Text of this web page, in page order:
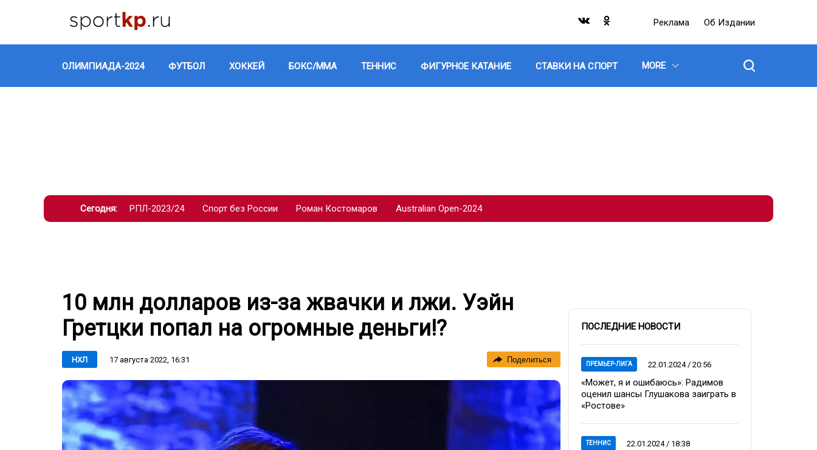
Реклама Об Издании
ОЛИМПИАДА-2024 ФУТБОЛ ХОККЕЙ БОКС/ММА ТЕННИС ФИГУРНОЕ КАТАНИЕ СТАВКИ НА СПОРТ MORE
Сегодня: РПЛ-2023/24 Спорт без России Роман Костомаров Australian Open-2024
10 млн долларов из-за жвачки и лжи. Уэйн
Гретцки попал на огромные деньги!?
НХЛ 17 августа 2022, 16:31 Поделиться
ПОСЛЕДНИЕ НОВОСТИ
ПРЕМЬЕР-ЛИГА 22.01.2024 / 20:56
«Может, я и ошибаюсь»: Радимов
оценил шансы Глушакова заиграть в
«Ростове»
ТЕННИС 22.01.2024 / 18:38